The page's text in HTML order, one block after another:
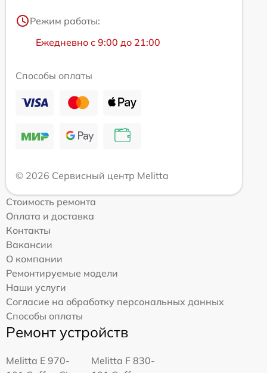
Режим работы:
Ежедневно с 9:00 до 21:00
Способы оплаты
© 2026 Сервисный центр Melitta
Стоимость ремонта
Оплата и доставка
Контакты
Вакансии
О компании
Ремонтируемые модели
Наши услуги
Согласие на обработку персональных данных
Способы оплаты
Ремонт устройств
Melitta Е 970-
Melitta F 830-